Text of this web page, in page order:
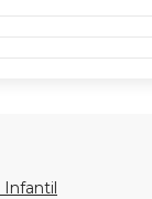
Infantil